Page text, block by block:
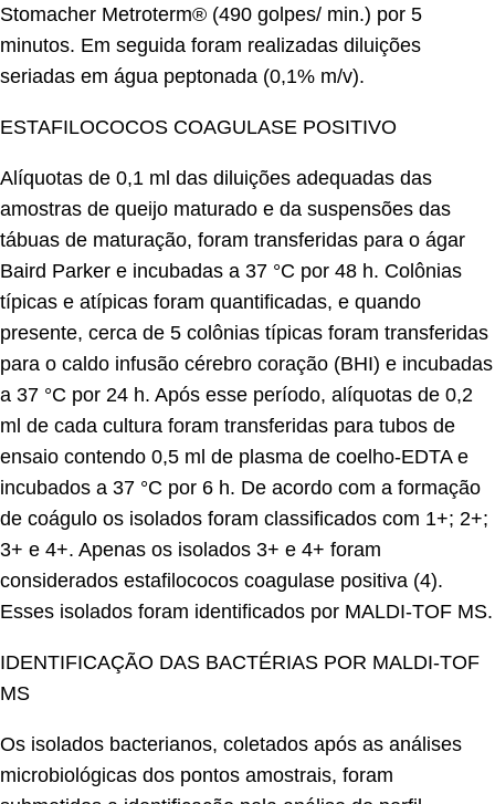
Stomacher Metroterm® (490 golpes/ min.) por 5
minutos. Em seguida foram realizadas diluições
seriadas em água peptonada (0,1% m/v).
ESTAFILOCOCOS COAGULASE POSITIVO
Alíquotas de 0,1 ml das diluições adequadas das
amostras de queijo maturado e da suspensões das
tábuas de maturação, foram transferidas para o ágar
Baird Parker e incubadas a 37 °C por 48 h. Colônias
típicas e atípicas foram quantificadas, e quando
presente, cerca de 5 colônias típicas foram transferidas
para o caldo infusão cérebro coração (BHI) e incubadas
a 37 °C por 24 h. Após esse período, alíquotas de 0,2
ml de cada cultura foram transferidas para tubos de
ensaio contendo 0,5 ml de plasma de coelho-EDTA e
incubados a 37 °C por 6 h. De acordo com a formação
de coágulo os isolados foram classificados com 1+; 2+;
3+ e 4+. Apenas os isolados 3+ e 4+ foram
considerados estafilococos coagulase positiva (4).
Esses isolados foram identificados por MALDI-TOF MS.
IDENTIFICAÇÃO DAS BACTÉRIAS POR MALDI-TOF
MS
Os isolados bacterianos, coletados após as análises
microbiológicas dos pontos amostrais, foram